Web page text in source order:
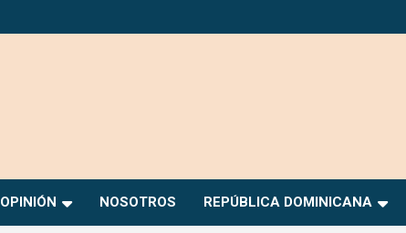
OPINIÓN NOSOTROS REPÚBLICA DOMINICANA